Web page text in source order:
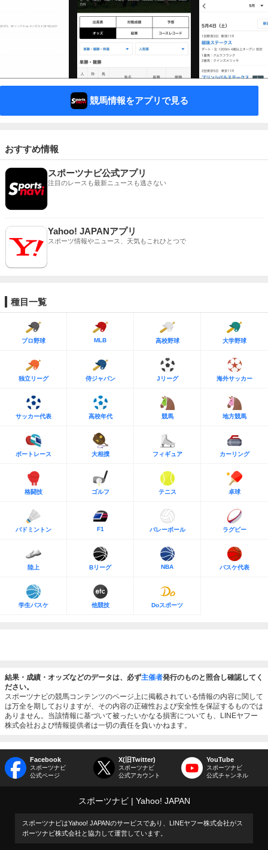
競馬情報をアプリで見る
おすすめ情報
スポーツナビ公式アプリ
注目のレースも最新ニュースも逃さない
Yahoo! JAPANアプリ
スポーツ情報やニュース、天気もこれひとつで
種目一覧
プロ野球 MLB 高校野球 大学野球
独立リーグ 侍ジャパン Jリーグ 海外サッカー
サッカー代表 高校年代 競馬 地方競馬
ボートレース 大相撲 フィギュア カーリング
格闘技 ゴルフ テニス 卓球
バドミントン F1 バレーボール ラグビー
陸上 Bリーグ NBA バスケ代表
学生バスケ 他競技 Doスポーツ
結果・成績・オッズなどのデータは、必ず主催者発行のものと照合し確認してく
ださい。
スポーツナビの競馬コンテンツのページ上に掲載されている情報の内容に関して
は万全を期しておりますが、その内容の正確性および安全性を保証するものでは
ありません。当該情報に基づいて被ったいかなる損害についても、LINEヤフー
株式会社および情報提供者は一切の責任を負いかねます。
Facebook
スポーツナビ
公式ページ
X(旧Twitter)
スポーツナビ
公式アカウント
YouTube
スポーツナビ
公式チャンネル
スポーツナビ Yahoo! JAPAN
スポーツナビはYahoo! JAPANのサービスであり、LINEヤフー株式会社がス
ポーツナビ株式会社と協力して運営しています。